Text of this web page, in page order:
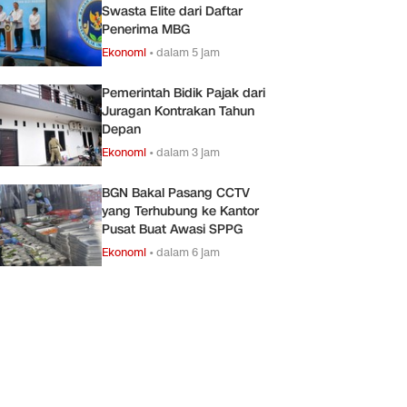
Swasta Elite dari Daftar
Penerima MBG
Ekonomi •dalam 5 jam
Pemerintah Bidik Pajak dari
Juragan Kontrakan Tahun
Depan
Ekonomi •dalam 3 jam
BGN Bakal Pasang CCTV
yang Terhubung ke Kantor
Pusat Buat Awasi SPPG
Ekonomi •dalam 6 jam